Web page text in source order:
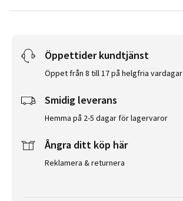
Öppettider kundtjänst
Öppet från 8 till 17 på helgfria vardagar
Smidig leverans
Hemma på 2-5 dagar för lagervaror
Ångra ditt köp här
Reklamera & returnera